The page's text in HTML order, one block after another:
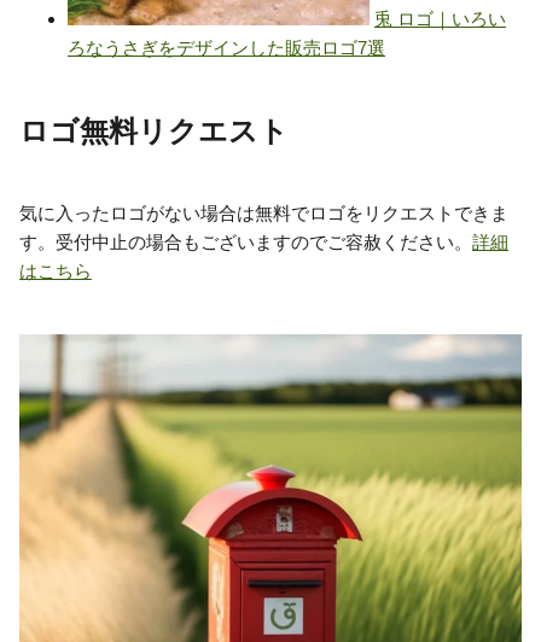
ロゴ無料リクエスト
気に入ったロゴがない場合は無料でロゴをリクエストできま
す。受付中止の場合もございますのでご容赦ください。 詳細
はこちら